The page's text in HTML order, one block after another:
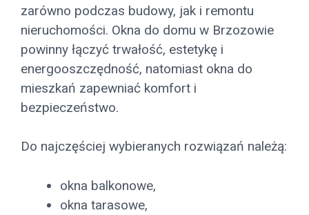
zarówno podczas budowy, jak i remontu
nieruchomości. Okna do domu w Brzozowie
powinny łączyć trwałość, estetykę i
energooszczędność, natomiast okna do
mieszkań zapewniać komfort i
bezpieczeństwo.
Do najczęściej wybieranych rozwiązań należą:
okna balkonowe,
okna tarasowe,